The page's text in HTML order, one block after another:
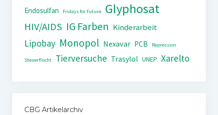
Endosulfan
Fridays for Future Glyphosat
HIV/AIDS IG Farben Kinderarbeit
Lipobay Monopol Nexavar PCB Repression
Steuerflucht Tierversuche Trasylol UNEP Xarelto
CBG Artikelarchiv